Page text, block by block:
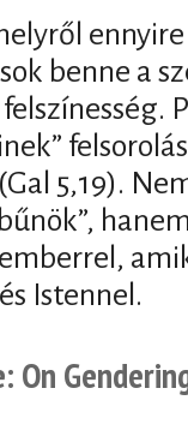
benne a
(Gal 5,19).
Istennel.